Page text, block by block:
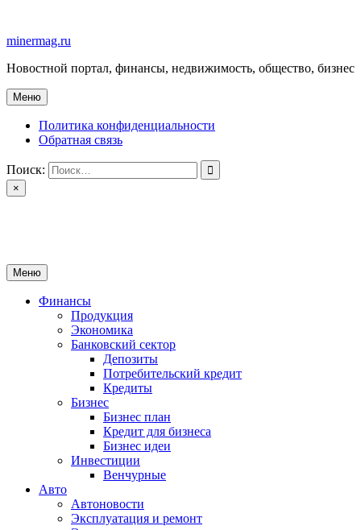
содержимому
minermag.ru
Новостной портал, финансы, недвижимость, общество, бизнес
Меню
Политика конфиденциальности
Обратная связь
Поиск:
×
Меню
Финансы
Продукция
Экономика
Банковский сектор
Депозиты
Потребительский кредит
Кредиты
Бизнес
Бизнес план
Кредит для бизнеса
Бизнес идеи
Инвестиции
Венчурные
Авто
Автоновости
Эксплуатация и ремонт